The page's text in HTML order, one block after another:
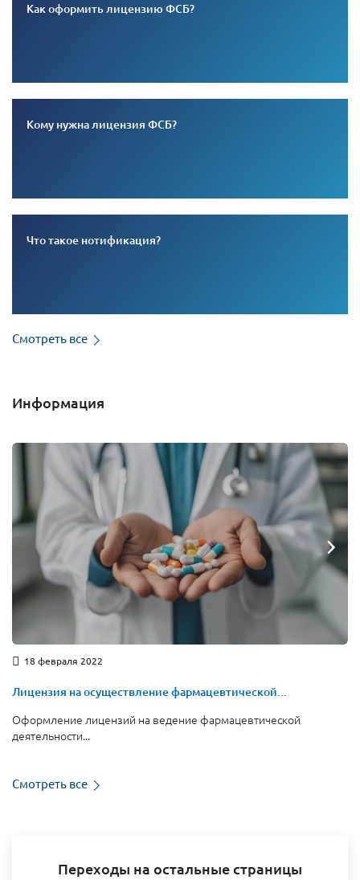
Как оформить лицензию ФСБ?
Кому нужна лицензия ФСБ?
Что такое нотификация?
Смотреть все
Информация
18 февраля 2022
Лицензия на осуществление фармацевтической...
Оформление лицензий на ведение фармацевтической
деятельности...
Смотреть все
Переходы на остальные страницы